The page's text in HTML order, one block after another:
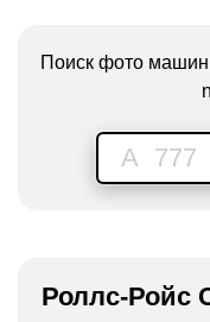
Поиск фото
A 777
Роллс-Ройс